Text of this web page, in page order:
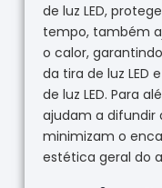
de luz LED,
tempo, também
o calor,
da tira de luz LED
de luz LED. Para
ajudam a difundir
minimizam o
estética geral do